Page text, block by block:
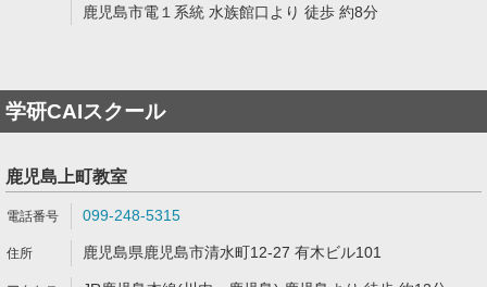
鹿児島市電１系統 水族館口より 徒歩 約8分
学研CAIスクール
鹿児島上町教室
099-248-5315
鹿児島県鹿児島市清水町12-27 有木ビル101